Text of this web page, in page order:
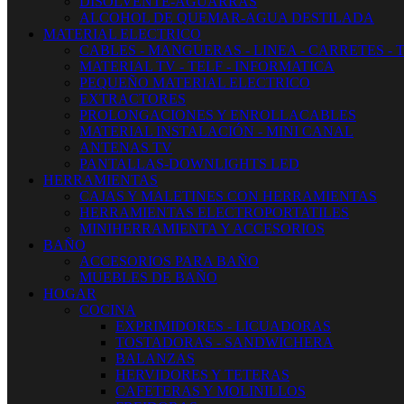
ALCOHOL DE QUEMAR-AGUA DESTILADA
MATERIAL ELECTRICO
CABLES - MANGUERAS - LINEA - CARRETES -
MATERIAL TV - TELF - INFORMATICA
PEQUEÑO MATERIAL ELECTRICO
EXTRACTORES
PROLONGACIONES Y ENROLLACABLES
MATERIAL INSTALACIÓN - MINI CANAL
ANTENAS TV
PANTALLAS-DOWNLIGHTS LED
HERRAMIENTAS
CAJAS Y MALETINES CON HERRAMIENTAS
HERRAMIENTAS ELECTROPORTATILES
MINIHERRAMIENTA Y ACCESORIOS
BAÑO
ACCESORIOS PARA BAÑO
MUEBLES DE BAÑO
HOGAR
COCINA
EXPRIMIDORES - LICUADORAS
TOSTADORAS - SANDWICHERA
BALANZAS
HERVIDORES Y TETERAS
CAFETERAS Y MOLINILLOS